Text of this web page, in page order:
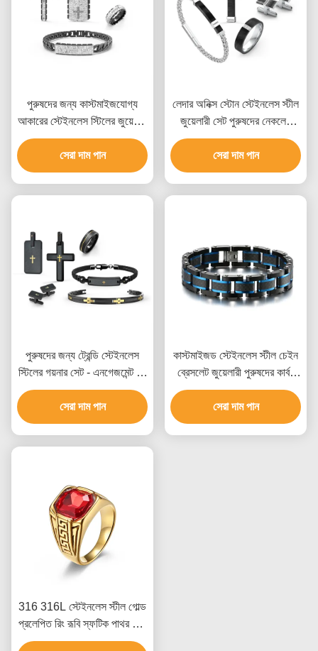
পুরুষদের জন্য কাস্টমাইজযোগ্য
আকারের স্টেইনলেস স্টিলের জুয়েলারি
সেট, একাধিক সারফেস ফিনিশ এবং
বিভিন্ন ধাতব বিকল্প সহ
সেরা দাম পান
লেদার অনিক্স স্টোন স্টেইনলেস স্টীল
জুয়েলারী সেট পুরুষদের নেকলেস
কানের দুল এবং রিং সেট
সেরা দাম পান
পুরুষদের জন্য ট্রেন্ডি স্টেইনলেস
স্টিলের গয়নার সেট - এনগেজমেন্ট রিং
এবং ব্রেসলেট কাস্টম প্যাকেজিং সহ
সেরা দাম পান
কাস্টমাইজড স্টেইনলেস স্টীল চেইন
ব্রেসলেট জুয়েলারী পুরুষদের কার্বন
ফাইবার ব্রেসলেট
সেরা দাম পান
316 316L স্টেইনলেস স্টীল গোল্ড
প্রলেপিত রিং রূবি স্ফটিক পাথর সঙ্গে
পুরুষদের জন্য গয়না